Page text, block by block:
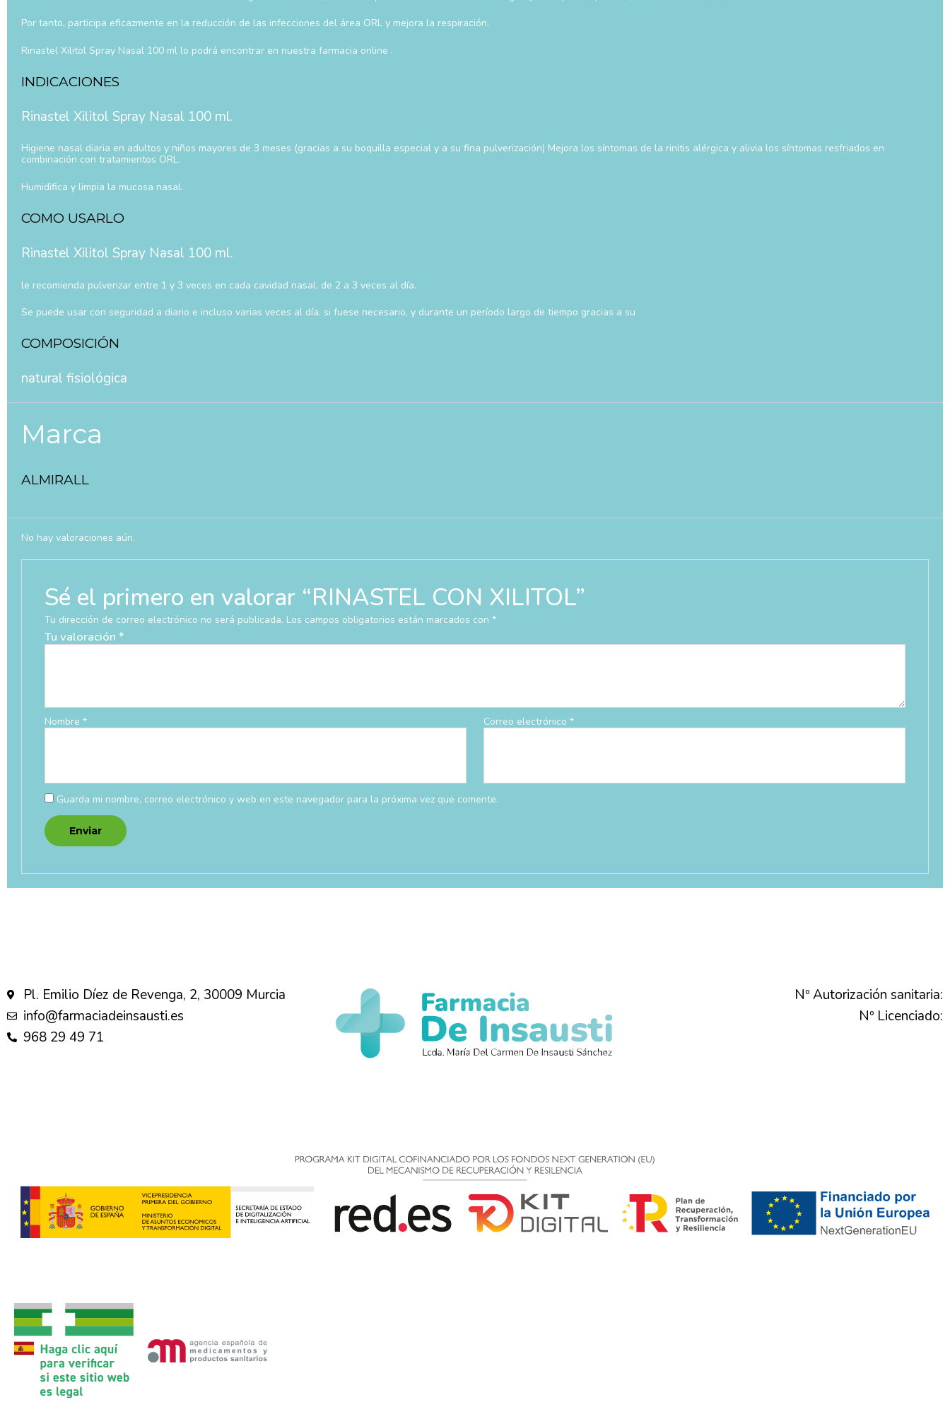
Por tanto, participa eficazmente en la reducción de las infecciones del área ORL y mejora la respiración.
Rinastel Xilitol Spray Nasal 100 ml lo podrá encontrar en nuestra farmacia online .
INDICACIONES
Rinastel Xilitol Spray Nasal 100 ml.
Higiene nasal diaria en adultos y niños mayores de 3 meses (gracias a su boquilla especial y a su fina pulverización) Mejora los síntomas de la rinitis alérgica y alivia los síntomas resfriados en
combinación con tratamientos ORL.
Humidifica y limpia la mucosa nasal.
COMO USARLO
Rinastel Xilitol Spray Nasal 100 ml.
le recomienda pulverizar entre 1 y 3 veces en cada cavidad nasal, de 2 a 3 veces al día.
Se puede usar con seguridad a diario e incluso varias veces al día, si fuese necesario, y durante un período largo de tiempo gracias a su
COMPOSICIÓN
natural fisiológica
Marca
ALMIRALL
No hay valoraciones aún.
Sé el primero en valorar “RINASTEL CON XILITOL”
Tu dirección de correo electrónico no será publicada. Los campos obligatorios están marcados con *
Tu valoración *
Nombre * Correo electrónico*
Guarda mi nombre, correo electrónico y web en este navegador para la próxima vez que comente.
Pl. Emilio Díez de Revenga, 2, 30009 Murcia
info@farmaciadeinsausti.es
968 29 49 71
Nº Autorización sanitaria:
Nº Licenciado: